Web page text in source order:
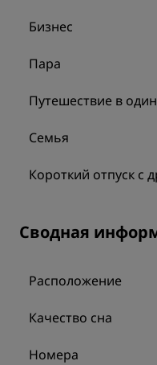
Бизнес
Пара
Путешествие в
Семья
Короткий отпуск с
Сводная
Расположение
Качество сна
Номера